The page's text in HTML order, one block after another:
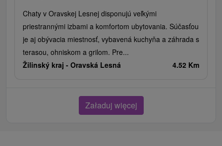
Chaty v Oravskej Lesnej disponujú veľkými
priestrannými izbami a komfortom ubytovania. Súčasťou
je aj obývacia miestnosť, vybavená kuchyňa a záhrada s
terasou, ohniskom a grilom. Pre...
Žilinský kraj - Oravská Lesná 4.52 Km
Załaduj więcej